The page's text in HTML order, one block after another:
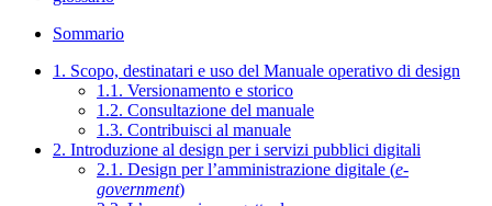
Sommario
1. Scopo, destinatari e uso del Manuale operativo di design
1.1. Versionamento e storico
1.2. Consultazione del manuale
1.3. Contribuisci al manuale
2. Introduzione al design per i servizi pubblici digitali
2.1. Design per l’amministrazione digitale (e-
government)